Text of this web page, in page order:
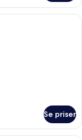
med en sänggavel
Se priser